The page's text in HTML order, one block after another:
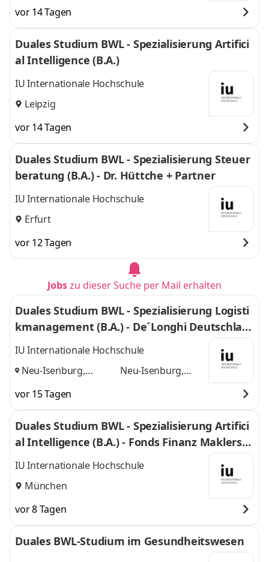
vor 14 Tagen
Duales Studium BWL - Spezialisierung Artifici
al Intelligence (B.A.)
IU Internationale Hochschule
Leipzig
vor 14 Tagen
Duales Studium BWL - Spezialisierung Steuer
beratung (B.A.) - Dr. Hüttche + Partner
IU Internationale Hochschule
Erfurt
vor 12 Tagen
Jobszu dieser Suche per Mail erhalten
Duales Studium BWL - Spezialisierung Logisti
kmanagement (B.A.) - De´Longhi Deutschlan
d GmbH
IU Internationale Hochschule
Neu-Isenburg,
und
Neu-Isenburg,
vor 15 Tagen
Duales Studium BWL - Spezialisierung Artifici
al Intelligence (B.A.) - Fonds Finanz Maklerser
vice GmbH
IU Internationale Hochschule
München
vor 8 Tagen
Duales BWL-Studium im Gesundheitswesen